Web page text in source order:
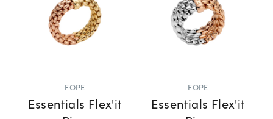
FOPE
Essentials Flex'it
FOPE
Essentials Flex'it